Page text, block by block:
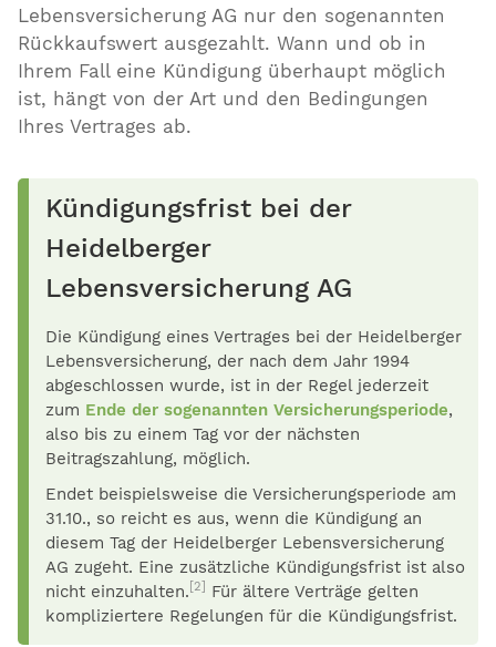
Lebensversicherung AG nur den sogenannten
Rückkaufswert ausgezahlt. Wann und ob in
Ihrem Fall eine Kündigung überhaupt möglich
ist, hängt von der Art und den Bedingungen
Ihres Vertrages ab.
Kündigungsfrist bei der
Heidelberger
Lebensversicherung AG
Die Kündigung eines Vertrages bei der Heidelberger
Lebensversicherung, der nach dem Jahr 1994
abgeschlossen wurde, ist in der Regel jederzeit
zum Ende der sogenannten Versicherungsperiode,
also bis zu einem Tag vor der nächsten
Beitragszahlung, möglich.
Endet beispielsweise die Versicherungsperiode am
31.10., so reicht es aus, wenn die Kündigung an
diesem Tag der Heidelberger Lebensversicherung
AG zugeht. Eine zusätzliche Kündigungsfrist ist also
nicht einzuhalten. [2]
Für ältere Verträge gelten
kompliziertere Regelungen für die Kündigungsfrist.